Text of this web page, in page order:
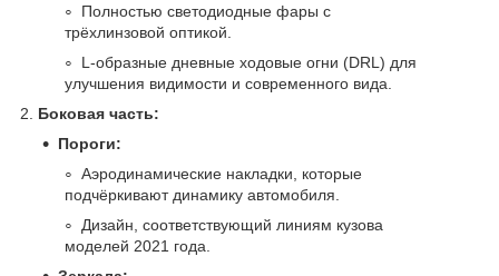
Полностью светодиодные фары с
трёхлинзовой оптикой.
L-образные дневные ходовые огни (DRL) для
улучшения видимости и современного вида.
2. Боковая часть:
Пороги:
Аэродинамические накладки, которые
подчёркивают динамику автомобиля.
Дизайн, соответствующий линиям кузова
моделей 2021 года.